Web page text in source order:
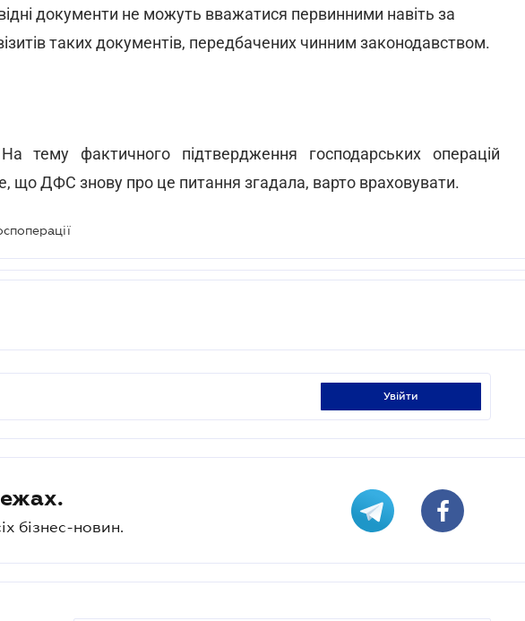
документи не можуть вважатися первинними навіть за
таких документів, передбачених чинним законодавством.
тему фактичного підтвердження господарських операцій
що ДФС знову про це питання згадала, варто враховувати.
увійти
бізнес-новин.